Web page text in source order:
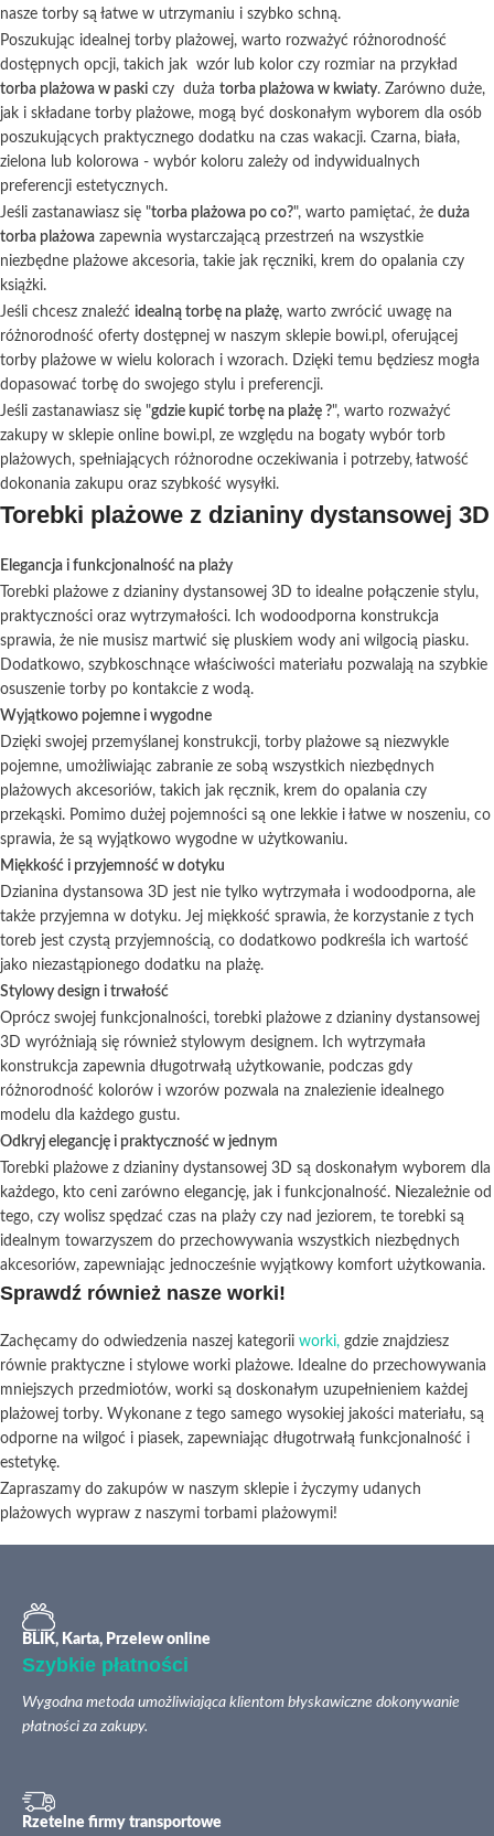
nasze torby są łatwe w utrzymaniu i szybko schną.
Poszukując idealnej torby plażowej, warto rozważyć różnorodność
dostępnych opcji, takich jak wzór lub kolor czy rozmiar na przykład
torba plażowa w paski czy duża torba plażowa w kwiaty. Zarówno duże,
jak i składane torby plażowe, mogą być doskonałym wyborem dla osób
poszukujących praktycznego dodatku na czas wakacji. Czarna, biała,
zielona lub kolorowa - wybór koloru zależy od indywidualnych
preferencji estetycznych.
Jeśli zastanawiasz się "torba plażowa po co?", warto pamiętać, że duża
torba plażowa zapewnia wystarczającą przestrzeń na wszystkie
niezbędne plażowe akcesoria, takie jak ręczniki, krem do opalania czy
książki.
Jeśli chcesz znaleźć idealną torbę na plażę, warto zwrócić uwagę na
różnorodność oferty dostępnej w naszym sklepie bowi.pl, oferującej
torby plażowe w wielu kolorach i wzorach. Dzięki temu będziesz mogła
dopasować torbę do swojego stylu i preferencji.
Jeśli zastanawiasz się "gdzie kupić torbę na plażę ?", warto rozważyć
zakupy w sklepie online bowi.pl, ze względu na bogaty wybór torb
plażowych, spełniających różnorodne oczekiwania i potrzeby, łatwość
dokonania zakupu oraz szybkość wysyłki.
Torebki plażowe z dzianiny dystansowej 3D
Elegancja i funkcjonalność na plaży
Torebki plażowe z dzianiny dystansowej 3D to idealne połączenie stylu,
praktyczności oraz wytrzymałości. Ich wodoodporna konstrukcja
sprawia, że nie musisz martwić się pluskiem wody ani wilgocią piasku.
Dodatkowo, szybkoschnące właściwości materiału pozwalają na szybkie
osuszenie torby po kontakcie z wodą.
Wyjątkowo pojemne i wygodne
Dzięki swojej przemyślanej konstrukcji, torby plażowe są niezwykle
pojemne, umożliwiając zabranie ze sobą wszystkich niezbędnych
plażowych akcesoriów, takich jak ręcznik, krem do opalania czy
przekąski. Pomimo dużej pojemności są one lekkie i łatwe w noszeniu, co
sprawia, że są wyjątkowo wygodne w użytkowaniu.
Miękkość i przyjemność w dotyku
Dzianina dystansowa 3D jest nie tylko wytrzymała i wodoodporna, ale
także przyjemna w dotyku. Jej miękkość sprawia, że korzystanie z tych
toreb jest czystą przyjemnością, co dodatkowo podkreśla ich wartość
jako niezastąpionego dodatku na plażę.
Stylowy design i trwałość
Oprócz swojej funkcjonalności, torebki plażowe z dzianiny dystansowej
3D wyróżniają się również stylowym designem. Ich wytrzymała
konstrukcja zapewnia długotrwałą użytkowanie, podczas gdy
różnorodność kolorów i wzorów pozwala na znalezienie idealnego
modelu dla każdego gustu.
Odkryj elegancję i praktyczność w jednym
Torebki plażowe z dzianiny dystansowej 3D są doskonałym wyborem dla
każdego, kto ceni zarówno elegancję, jak i funkcjonalność. Niezależnie od
tego, czy wolisz spędzać czas na plaży czy nad jeziorem, te torebki są
idealnym towarzyszem do przechowywania wszystkich niezbędnych
akcesoriów, zapewniając jednocześnie wyjątkowy komfort użytkowania.
Sprawdź również nasze worki!
Zachęcamy do odwiedzenia naszej kategorii worki, gdzie znajdziesz
równie praktyczne i stylowe worki plażowe. Idealne do przechowywania
mniejszych przedmiotów, worki są doskonałym uzupełnieniem każdej
plażowej torby. Wykonane z tego samego wysokiej jakości materiału, są
odporne na wilgoć i piasek, zapewniając długotrwałą funkcjonalność i
estetykę.
Zapraszamy do zakupów w naszym sklepie i życzymy udanych
plażowych wypraw z naszymi torbami plażowymi!
BLIK, Karta, Przelew online
Szybkie płatności
Wygodna metoda umożliwiająca klientom błyskawiczne dokonywanie
płatności za zakupy.
Rzetelne firmy transportowe